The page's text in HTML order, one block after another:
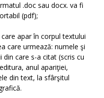
.doc sau docx. va fi
(pdf);
apar în corpul textului
care urmează: numele şi
care s-a citat (scris cu
anul apariţiei,
din text, la sfârşitul